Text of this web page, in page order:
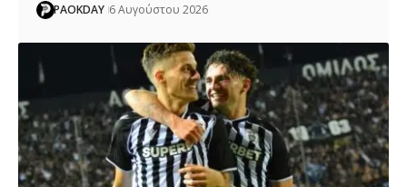
PAOKDAY 6 Αυγούστου 2026